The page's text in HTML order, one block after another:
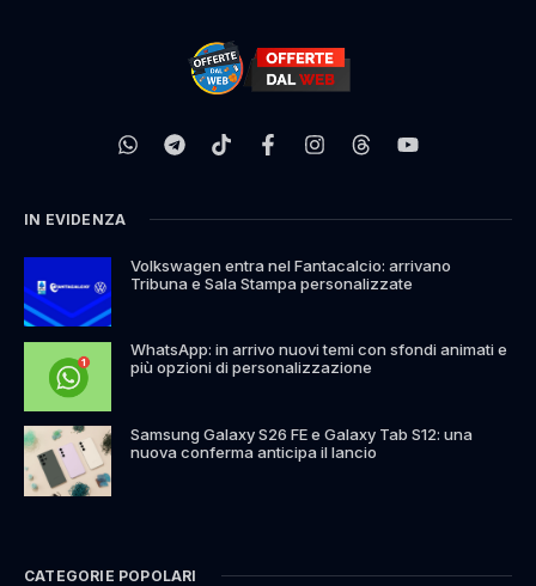
IN EVIDENZA
Volkswagen entra nel Fantacalcio: arrivano
Tribuna e Sala Stampa personalizzate
WhatsApp: in arrivo nuovi temi con sfondi animati e
più opzioni di personalizzazione
Samsung Galaxy S26 FE e Galaxy Tab S12: una
nuova conferma anticipa il lancio
CATEGORIE POPOLARI